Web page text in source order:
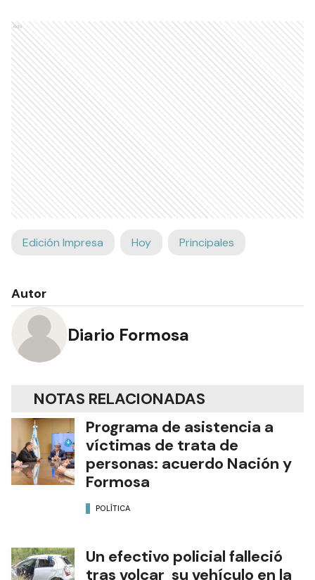
Ads
Edición Impresa Hoy Principales
Autor
Diario Formosa
NOTAS RELACIONADAS
Programa de asistencia a
víctimas de trata de
personas: acuerdo Nación y
Formosa
POLÍTICA
Un efectivo policial falleció
tras volcar su vehículo en la